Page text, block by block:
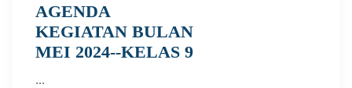
AGENDA
KEGIATAN BULAN
MEI 2024--KELAS 9
...